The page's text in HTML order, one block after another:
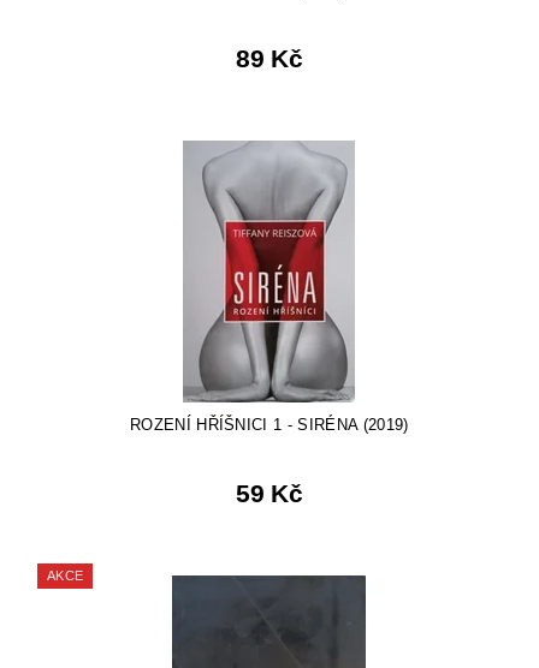
89 Kč
ROZENÍ HŘÍŠNICI 1 - SIRÉNA (2019)
59 Kč
AKCE